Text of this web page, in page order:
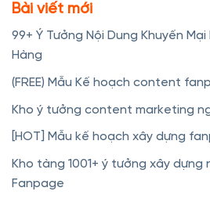
Bài viết mới
99+ Ý Tưởng Nội Dung Khuyến
Hàng
(FREE) Mẫu Kế hoạch content
Kho ý tưởng content marketing
[HOT] Mẫu kế hoạch xây dựng
Kho tàng 1001+ ý tưởng xây dựng
Fanpage